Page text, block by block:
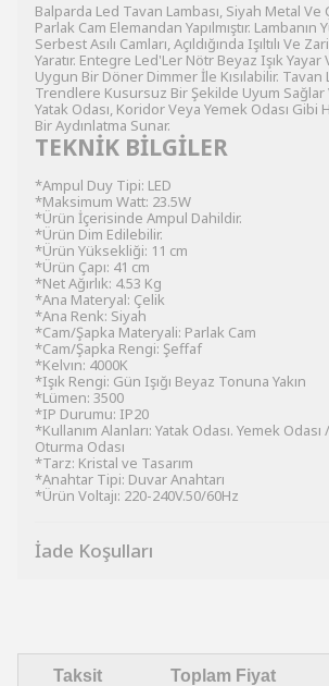
Balparda Led Tavan Lambası, Siyah Metal Ve
Parlak Cam Elemandan Yapılmıştır. Lambanın
Serbest Asılı Camları, Açıldığında Işıltılı Ve
Yaratır. Entegre Led'Ler Nötr Beyaz Işık
Uygun Bir Döner Dimmer İle Kısılabilir. Tavan
Trendlere Kusursuz Bir Şekilde Uyum Sağlar
Yatak Odası, Koridor Veya Yemek Odası Gibi
Bir Aydınlatma Sunar.
TEKNİK BİLGİLER
*Ampul Duy Tipi: LED
*Maksimum Watt: 23.5W
*Ürün İçerisinde Ampul Dahildir.
*Ürün Dim Edilebilir.
*Ürün Yüksekliği: 11 cm
*Ürün Çapı: 41 cm
*Net Ağırlık: 4.53 Kg
*Ana Materyal: Çelik
*Ana Renk: Siyah
*Cam/Şapka Materyali: Parlak Cam
*Cam/Şapka Rengi: Şeffaf
*Kelvın: 4000K
*Işık Rengi: Gün Işığı Beyaz Tonuna Yakın
*Lümen: 3500
*IP Durumu: IP20
*Kullanım Alanları: Yatak Odası. Yemek
Oturma Odası
*Tarz: Kristal ve Tasarım
*Anahtar Tipi: Duvar Anahtarı
*Ürün Voltajı: 220-240V.50/60Hz
İade Koşulları
Taksit Toplam Fiyat